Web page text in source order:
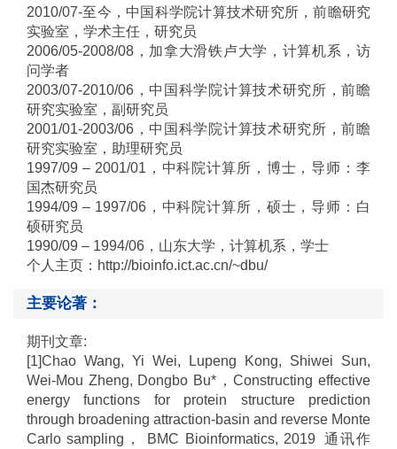
2010/07-至今，中国科学院计算技术研究所，前瞻研究
实验室，学术主任，研究员
2006/05-2008/08 ，加拿大滑铁卢大学，计算机系，访
问学者
2003/07-2010/06 ，中国科学院计算技术研究所，前瞻
研究实验室，副研究员
2001/01-2003/06 ，中国科学院计算技术研究所，前瞻
研究实验室，助理研究员
1997/09 –2001/01 ，中科院计算所，博士，导师：李
国杰研究员
1994/09 –1997/06，中科院计算所，硕士，导师：白
硕研究员
1990/09 – 1994/06 ，山东大学，计算机系，学士
个人主页： http://bioinfo.ict.ac.cn/~dbu/
主要论著：
期刊文章:
[1]Chao Wang, Yi Wei, Lupeng Kong, Shiwei Sun,
Wei-Mou Zheng, Dongbo Bu* ，Constructing effective
energy functions for protein structure prediction
through broadening attraction-basin and reverse Monte
Carlo sampling ， BMC Bioinformatics, 2019 通讯作